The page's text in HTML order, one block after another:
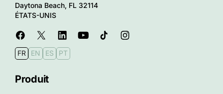
Daytona Beach, FL 32114
ÉTATS-UNIS
FR EN ES PT
Produit